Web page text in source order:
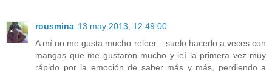
rousmina 13 may 2013, 12:49:00
A mí no me gusta mucho releer... suelo hacerlo a veces con
mangas que me gustaron mucho y leí la primera vez muy
rápido por la emoción de saber más y más, perdiendo a